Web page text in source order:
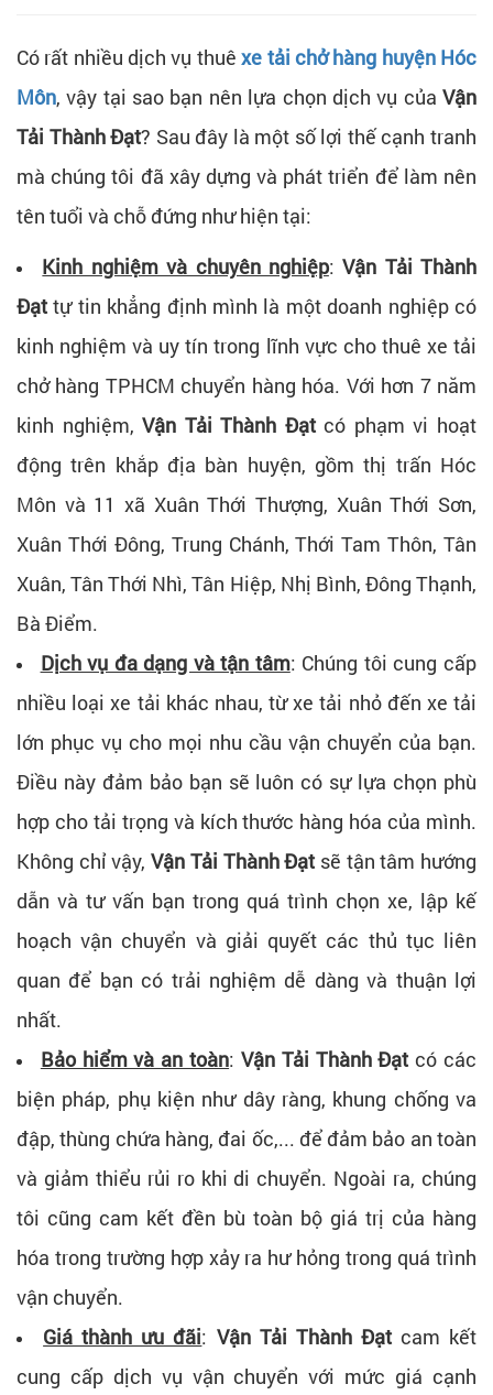
Có rất nhiều dịch vụ thuêxe tải chở hàng huyện Hóc
Môn, vậy tại sao bạn nên lựa chọn dịch vụ của Vận
Tải Thành Đạt? Sau đây là một số lợi thế cạnh tranh
mà chúng tôi đã xây dựng và phát triển để làm nên
tên tuổi và chỗ đứng như hiện tại:
Kinh nghiệm và chuyên nghiệp:Vận Tải Thành
Đạt tự tin khẳng định mình là một doanh nghiệp có
kinh nghiệm và uy tín trong lĩnh vực cho thuê xe tải
chở hàng TPHCM chuyển hàng hóa. Với hơn 7 năm
kinh nghiệm,Vận Tải Thành Đạtcó phạm vi hoạt
động trên khắp địa bàn huyện, gồm thị trấn Hóc
Môn và 11 xã Xuân Thới Thượng, Xuân Thới Sơn,
Xuân Thới Đông, Trung Chánh, Thới Tam Thôn, Tân
Xuân, Tân Thới Nhì, Tân Hiệp, Nhị Bình, Đông Thạnh,
Bà Điểm.
Dịch vụ đa dạng và tận tâm: Chúng tôi cung cấp
nhiều loại xe tải khác nhau, từ xe tải nhỏ đến xe tải
lớn phục vụ cho mọi nhu cầu vận chuyển của bạn.
Điều này đảm bảo bạn sẽ luôn có sự lựa chọn phù
hợp cho tải trọng và kích thước hàng hóa của mình.
Không chỉ vậy,Vận Tải Thành Đạt sẽ tận tâm hướng
dẫn và tư vấn bạn trong quá trình chọn xe, lập kế
hoạch vận chuyển và giải quyết các thủ tục liên
quan để bạn có trải nghiệm dễ dàng và thuận lợi
nhất.
Bảo hiểm và an toàn: Vận Tải Thành Đạt có các
biện pháp, phụ kiện như dây ràng, khung chống va
đập, thùng chứa hàng, đai ốc,... để đảm bảo an toàn
và giảm thiểu rủi ro khi di chuyển. Ngoài ra, chúng
tôi cũng cam kết đền bù toàn bộ giá trị của hàng
hóa trong trường hợp xảy ra hư hỏng trong quá trình
vận chuyển.
Giá thành ưu đãi: Vận Tải Thành Đạtcam kết
cung cấp dịch vụ vận chuyển với mức giá cạnh